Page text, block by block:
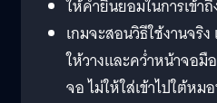
ให้คำยินยอมในการเข้า
เกมจะสอนวิธีใช้งานจริ
ให้วางและคว่ำหน้าจอ
จอ ไม่ให้ใส่เข้าไปใต้หม